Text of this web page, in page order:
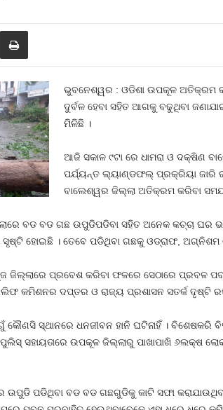
ଭୁବନେଶ୍ୱର : ଓଡିଶା ଉପକୂଳ ଅତିକ୍ରମ
ଦୁର୍ବଳ ହେବା ସହିତ ଆଗକୁ ବଢୁଥିବା
ମିଳିଛି ।
ଆଜି ସକାଳ ୯ଟା ରେ ଧାମରା ଓ ଦକ୍ଷିଣ
ପର୍ଯ୍ୟନ୍ତ ଲ୍ୟାଣ୍ଡଫଲ୍‍ ପ୍ରକ୍ରିୟା ଜାରି
ବାଲେଶ୍ୱର ଜିଲ୍ଲା ଅତିକ୍ରମ କରିବା
ବଡ ବଡ ଗଛ ଉପୁଡିପଡିବା ସହିତ ଅନେକ କଚ୍ଚା ଘର
ହୋଇଛି । ତେବେ ପଡିଥିବା ଗଛକୁ ଓଡ୍ରାଫ,
ପ୍ରବେଶ କରିବା ଫଳରେ ସେଠାରେ ପ୍ରବଳ
କମିଶନର ଦପ୍ତର ଓ ରାଜ୍ୟ ପ୍ରଶାସନ ସତର୍କ ଦୃଷ୍ଟି
ସ୍ଥାନରେ ଧନଜୀବନ ହାନି ଘଟିନାହିଁ । ବିଶେଷକରି
ସହାୟତାରେ ଉପକୂଳ ଜିଲ୍ଲାରୁ ପାଖାପାଖି ୬ଲକ୍ଷ
ଉପୁଡି ପଡିଥିବା ବଡ ବଡ ଗଛଗୁଡିକୁ କାଟି ସଫା